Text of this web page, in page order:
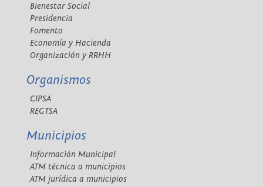
Bienestar Social
Presidencia
Fomento
Economía y Hacienda
Organización y RRHH
Organismos
CIPSA
REGTSA
Municipios
Información Municipal
ATM técnica a municipios
ATM jurídica a municipios